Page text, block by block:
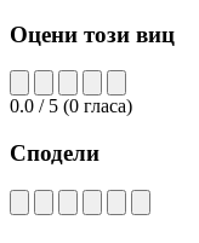
Оцени този виц
0.0 / 5 (0 гласа)
Сподели